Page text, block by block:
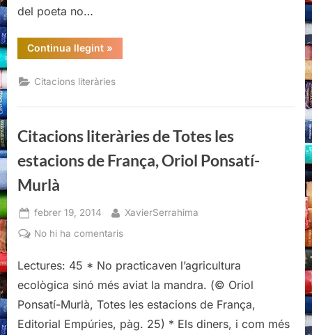
del poeta no…
Continua llegint“Citacions
literàries
és
tot,
Salter”
»
Citacions literàries
Citacions literàries de Totes les
estacions de França, Oriol Ponsatí-
Murlà
Posted
on
febrer 19, 2014 By
XavierSerrahima
No hi ha comentarisa
literàries
de
les
estacions
Lectures: 45 * No practicaven l’agricultura
ecològica sinó més aviat la mandra. (© Oriol
Ponsatí-Murlà, Totes les estacions de França,
Editorial Empúries, pàg. 25) * Els diners, i com més